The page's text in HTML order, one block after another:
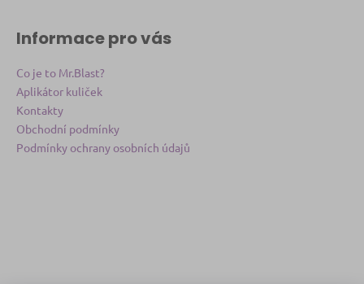
Informace pro vás
Co je to Mr.Blast?
Aplikátor kuliček
Kontakty
Obchodní podmínky
Podmínky ochrany osobních údajů